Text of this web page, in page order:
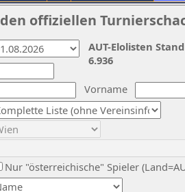
offiziellen
Vorname
Nur "österreichische" Spieler
AUT-Elolisten
6.936